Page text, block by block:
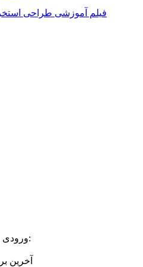
فیلم آموزشی طراحی
ورودی امروز از موتور های جست . جو:
آخرین